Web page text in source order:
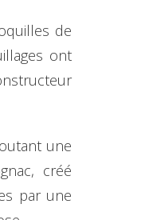
de
ont
une
créé
par une